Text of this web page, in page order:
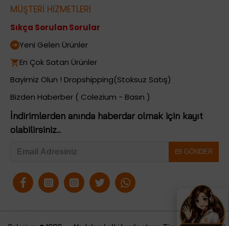
MÜŞTERİ HİZMETLERİ
Sıkça Sorulan Sorular
Yeni Gelen Ürünler
En Çok Satan Ürünler
Bayimiz Olun ! Dropshipping(Stoksuz Satış)
Bizden Haberber ( Colezium - Basın )
İndirimlerden anında haberdar olmak için kayıt
olabilirsiniz..
GÖNDER